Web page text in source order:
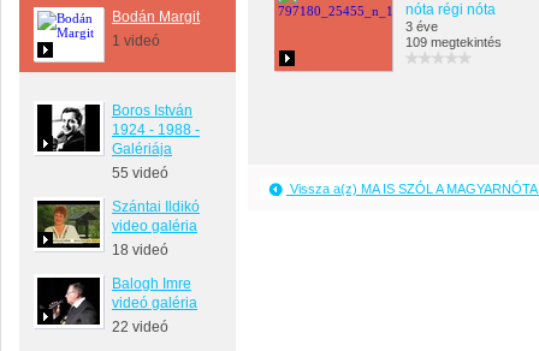
Bodán Margit
1 videó
Boros István
1924 - 1988 -
Galériája
55 videó
Szántai Ildikó
video galéria
18 videó
Balogh Imre
videó galéria
22 videó
nóta régi nóta
3 éve
109 megtekintés
Vissza a(z) MA IS SZÓL A